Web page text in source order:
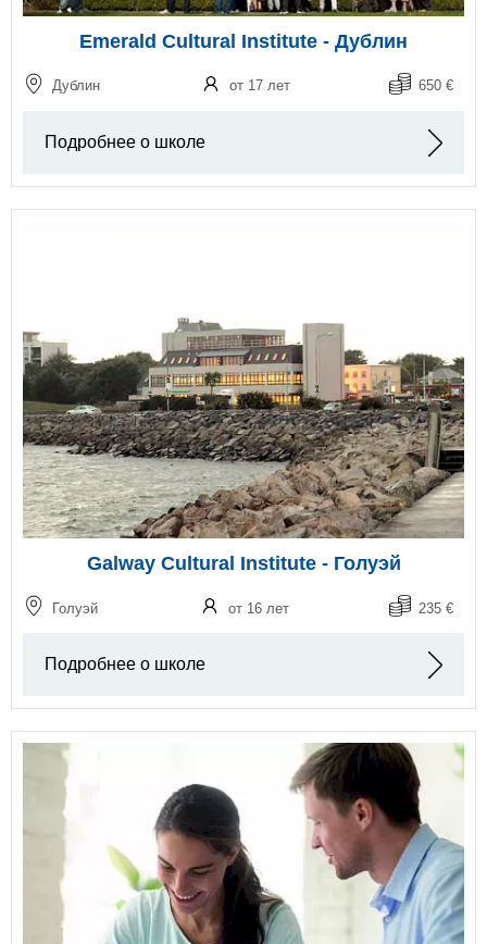
Emerald Cultural Institute - Дублин
Дублин от 17 лет 650 €
Подробнее о школе
Galway Cultural Institute - Голуэй
Голуэй от 16 лет 235 €
Подробнее о школе